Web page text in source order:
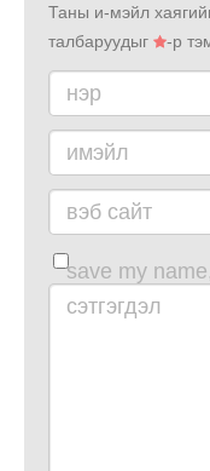
Таны и-мэйл
талбаруудыг
-р
нэр
имэйл
вэб сайт
save my
browser for
сэтгэгдэл